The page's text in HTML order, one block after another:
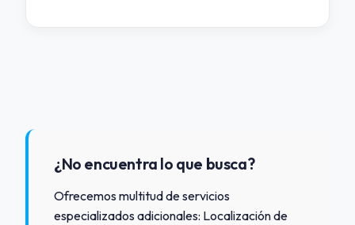
¿No encuentra lo que busca?
Ofrecemos multitud de servicios
especializados adicionales: Localización de